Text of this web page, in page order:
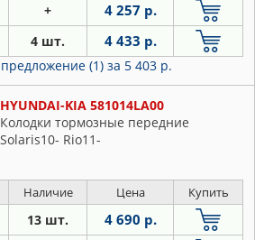
+ 4 257 р.
4 шт. 4 433 р.
(1) за 5 403 р.
HYUNDAI-KIA 581014LA00
Колодки тормозные передние
Solaris10- Rio11-
Наличие Цена Купить
13 шт. 4 690 р.